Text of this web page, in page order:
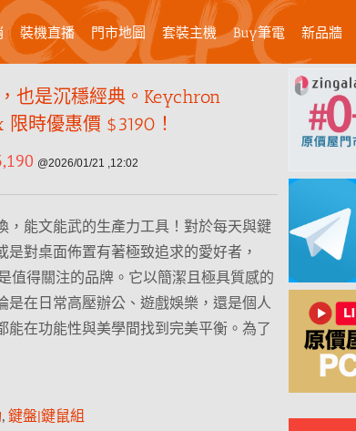
裝機直播 門市地圖 套裝主機 Buy筆電 新品牆
也是沉穩經典。Keychron
時優惠價 $3190！
@2026/01/21 ,12:02
，能文能武的生產力工具！對於每天與鍵
是對桌面佈置有著極致追求的愛好者，
值得關注的品牌。它以簡潔且極具質感的
是在日常高壓辦公、遊戲娛樂，還是個人
能在功能性與美學間找到完美平衡。為了
, 鍵盤|鍵鼠組